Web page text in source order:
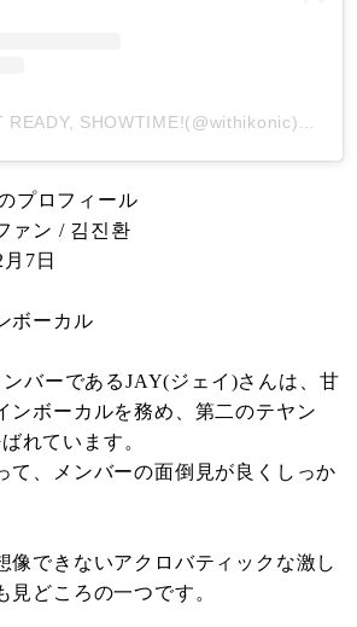
プロフィール
ァン / 김진환
7日
ボーカル
バーであるJAY(ジェイ)さんは、甘
ンボーカルを務め、第二のテヤン
れています。
て、メンバーの面倒見が良くしっか
像できないアクロバティックな激し
見どころの一つです。